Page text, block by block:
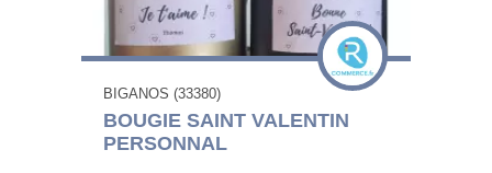
BIGANOS (33380)
BOUGIE SAINT VALENTIN
PERSONNAL